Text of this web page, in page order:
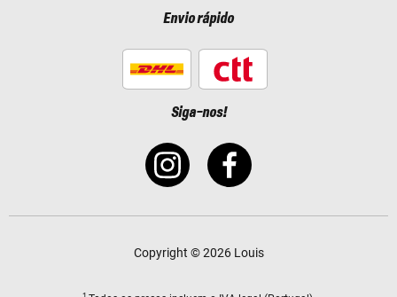
Envio rápido
Siga-nos!
Copyright © 2026 Louis